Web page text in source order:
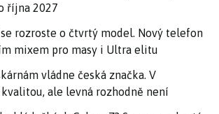
října 2027
se rozroste o čtvrtý model. Nový telefon
mixem pro masy i Ultra elitu
vládne česká značka. V
ale levná rozhodně není